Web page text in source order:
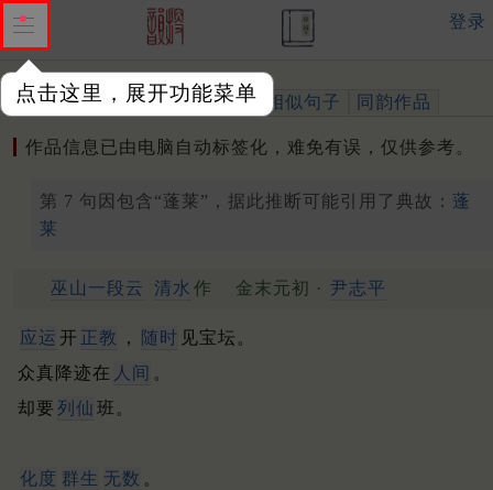
点击这里，展开功能菜单
登录
作品 标注四声 出处、引用 相似句子 同韵作品
作品信息已由电脑自动标签化，难免有误，仅供参考。
第 7 句因包含“蓬莱”，据此推断可能引用了典故： 蓬
莱
巫山一段云 清水 作 金末元初 · 尹志平
应运 开 正教 ， 随时 见宝坛。
众真降迹在 人间 。
却要 列仙 班。
化度 群生 无数 。